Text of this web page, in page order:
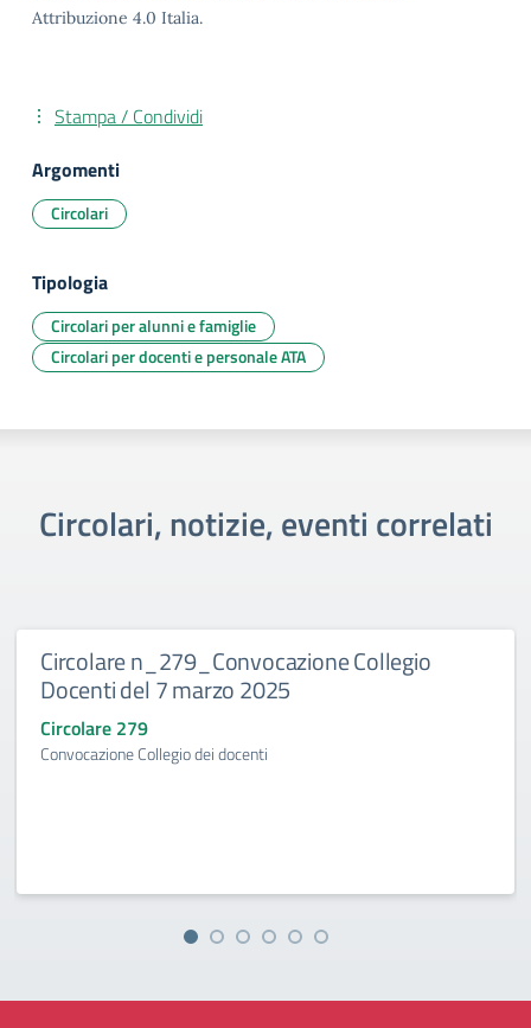
Attribuzione 4.0 Italia.
Stampa / Condividi
Argomenti
Circolari
Tipologia
Circolari per alunni e famiglie
Circolari per docenti e personale ATA
Circolari, notizie, eventi correlati
Circolare n_279_Convocazione Collegio
Docenti del 7 marzo 2025
Circolare 279
Convocazione Collegio dei docenti